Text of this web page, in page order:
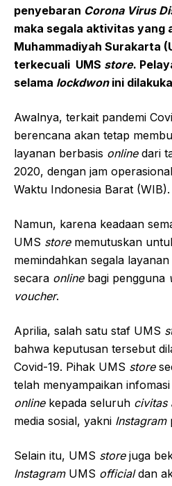
penyebaran Corona Virus
maka segala aktivitas yang
Muhammadiyah Surakarta
terkecuali UMS store.
selama lockdwon ini
Awalnya, terkait pandemi
berencana akan tetap
layanan berbasis onlinedari
2020, dengan jam
Waktu Indonesia Barat (WIB).
Namun, karena keadaan
UMS store memutuskan
memindahkan segala
secara online bagi pengguna
voucher.
Aprilia, salah satu staf UMS
bahwa keputusan tersebut
Covid-19. Pihak UMS store
telah menyampaikan
online kepada seluruh civitas
media sosial, yakni Instagram
Selain itu, UMS store juga
InstagramUMS officialdan